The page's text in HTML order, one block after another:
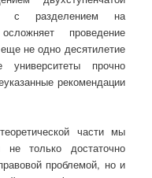
с разделением на
проведение
не одно десятилетие
прочно
рекомендации
части мы
не только достаточно
проблемой, но и